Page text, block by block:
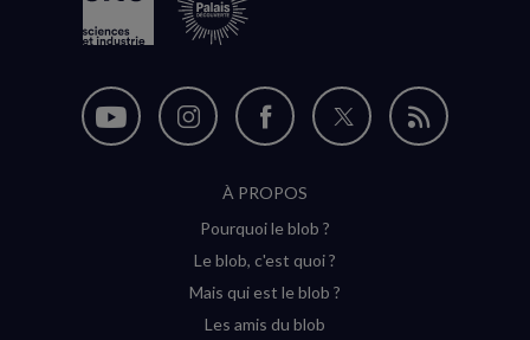
Nous
Nous
Instagram
(nouvelle
Nous
sur
Facebook
(nouvelle
Nous
Flux
À PROPOS
Pourquoi le blob ?
Le blob, c'est quoi ?
Mais qui est le blob ?
Les amis du blob